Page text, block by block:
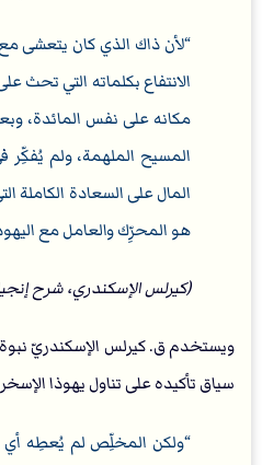
لأن ذاك الذي كان يتعشى
الانتفاع بكلماته التي
مكانه على نفس المائدة،
المسيح الملهمة، ولم يُفكِّر
المال على السعادة الكاملة
هو المحرِّك والعامل مع
(كيرلس الإسكندري، شرح
سياق تأكيده على تناول يهوذا
ولكن المخلِّص لم يُعطِه أي